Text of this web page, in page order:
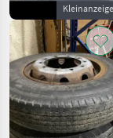
Kleinanzeige